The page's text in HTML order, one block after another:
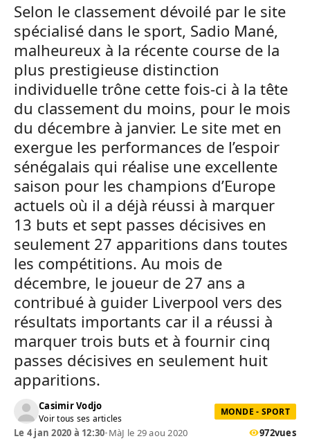
Selon le classement dévoilé par le site
spécialisé dans le sport, Sadio Mané,
malheureux à la récente course de la
plus prestigieuse distinction
individuelle trône cette fois-ci à la tête
du classement du moins, pour le mois
du décembre à janvier. Le site met en
exergue les performances de l’espoir
sénégalais qui réalise une excellente
saison pour les champions d’Europe
actuels où il a déjà réussi à marquer
13 buts et sept passes décisives en
seulement 27 apparitions dans toutes
les compétitions. Au mois de
décembre, le joueur de 27 ans a
contribué à guider Liverpool vers des
résultats importants car il a réussi à
marquer trois buts et à fournir cinq
passes décisives en seulement huit
apparitions.
Casimir Vodjo
Voir tous ses articles
MONDE - SPORT
Le 4 jan 2020 à 12:30•MàJ le 29 aou 2020 972vues